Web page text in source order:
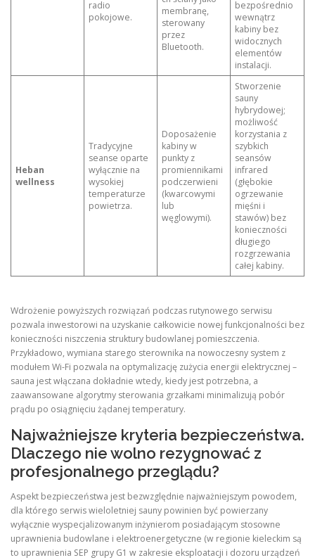
radio
pokojowe.
membranę,
sterowany
przez
Bluetooth.
bezpośrednio
wewnątrz
kabiny bez
widocznych
elementów
instalacji.
Heban
wellness
Tradycyjne
seanse oparte
wyłącznie na
wysokiej
temperaturze
powietrza.
Doposażenie
kabiny w
punkty z
promiennikami
podczerwieni
(kwarcowymi
lub
węglowymi).
Stworzenie
sauny
hybrydowej;
możliwość
korzystania z
szybkich
seansów
infrared
(głębokie
ogrzewanie
mięśni i
stawów) bez
konieczności
długiego
rozgrzewania
całej kabiny.
Wdrożenie powyższych rozwiązań podczas rutynowego serwisu
pozwala inwestorowi na uzyskanie całkowicie nowej funkcjonalności bez
konieczności niszczenia struktury budowlanej pomieszczenia.
Przykładowo, wymiana starego sterownika na nowoczesny system z
modułem Wi-Fi pozwala na optymalizację zużycia energii elektrycznej –
sauna jest włączana dokładnie wtedy, kiedy jest potrzebna, a
zaawansowane algorytmy sterowania grzałkami minimalizują pobór
prądu po osiągnięciu żądanej temperatury.
Najważniejsze kryteria bezpieczeństwa.
Dlaczego nie wolno rezygnować z
profesjonalnego przeglądu?
Aspekt bezpieczeństwa jest bezwzględnie najważniejszym powodem,
dla którego serwis wieloletniej sauny powinien być powierzany
wyłącznie wyspecjalizowanym inżynierom posiadającym stosowne
uprawnienia budowlane i elektroenergetyczne (w regionie kieleckim są
to uprawnienia SEP grupy G1 w zakresie eksploatacji i dozoru urządzeń